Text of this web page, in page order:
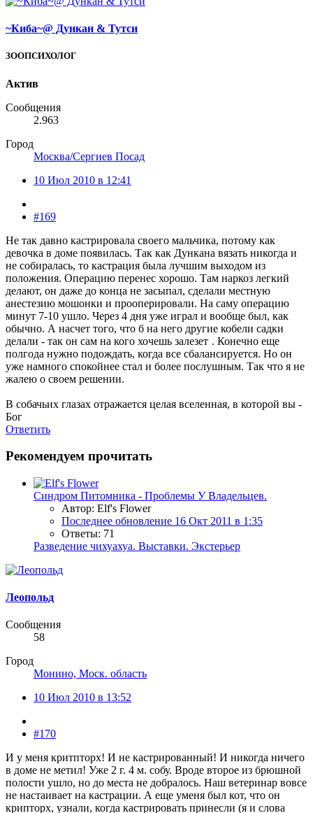
~Киба~@ Дункан & Тутси
ЗООПСИХОЛОГ
Актив
Сообщения
2.963
Город
Москва/Сергиев Посад
10 Июл 2010 в 12:41
#169
Не так давно кастрировала своего мальчика, потому как
девочка в доме появилась. Так как Дункана вязать никогда и
не собиралась, то кастрация была лучшим выходом из
положения. Операцию перенес хорошо. Там наркоз легкий
делают, он даже до конца не засыпал, сделали местную
анестезию мошонки и прооперировали. На саму операцию
минут 7-10 ушло. Через 4 дня уже играл и вообще был, как
обычно. А насчет того, что б на него другие кобели садки
делали - так он сам на кого хочешь залезет . Конечно еще
полгода нужно подождать, когда все сбалансируется. Но он
уже намного спокойнее стал и более послушным. Так что я не
жалею о своем решении.
В собачьих глазах отражается целая вселенная, в которой вы -
Бог
Ответить
Рекомендуем прочитать
Синдром Питомника - Проблемы У Владельцев.
Автор: Elf's Flower
Последнее обновление 16 Окт 2011 в 1:35
Ответы: 71
Разведение чихуахуа. Выставки. Экстерьер
Леопольд
Сообщения
58
Город
Монино, Моск. область
10 Июл 2010 в 13:52
#170
И у меня критпторх! И не кастрированный! И никогда ничего
в доме не метил! Уже 2 г. 4 м. собу. Вроде второе из брюшной
полости ушло, но до места не добралось. Наш ветеринар вовсе
не настаивает на кастрации. А еще уменя был кот, что он
крипторх, узнали, когда кастрировать принесли (я и слова